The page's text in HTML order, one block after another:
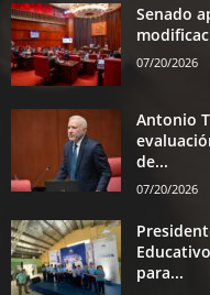
Senado
07/20/2026
Antonio
de...
07/20/2026
para...